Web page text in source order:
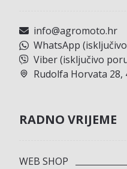
info@agromoto.hr
WhatsApp
Viber (isključivo
Rudolfa Horvata 28,
RADNO VRIJEME
WEB SHOP